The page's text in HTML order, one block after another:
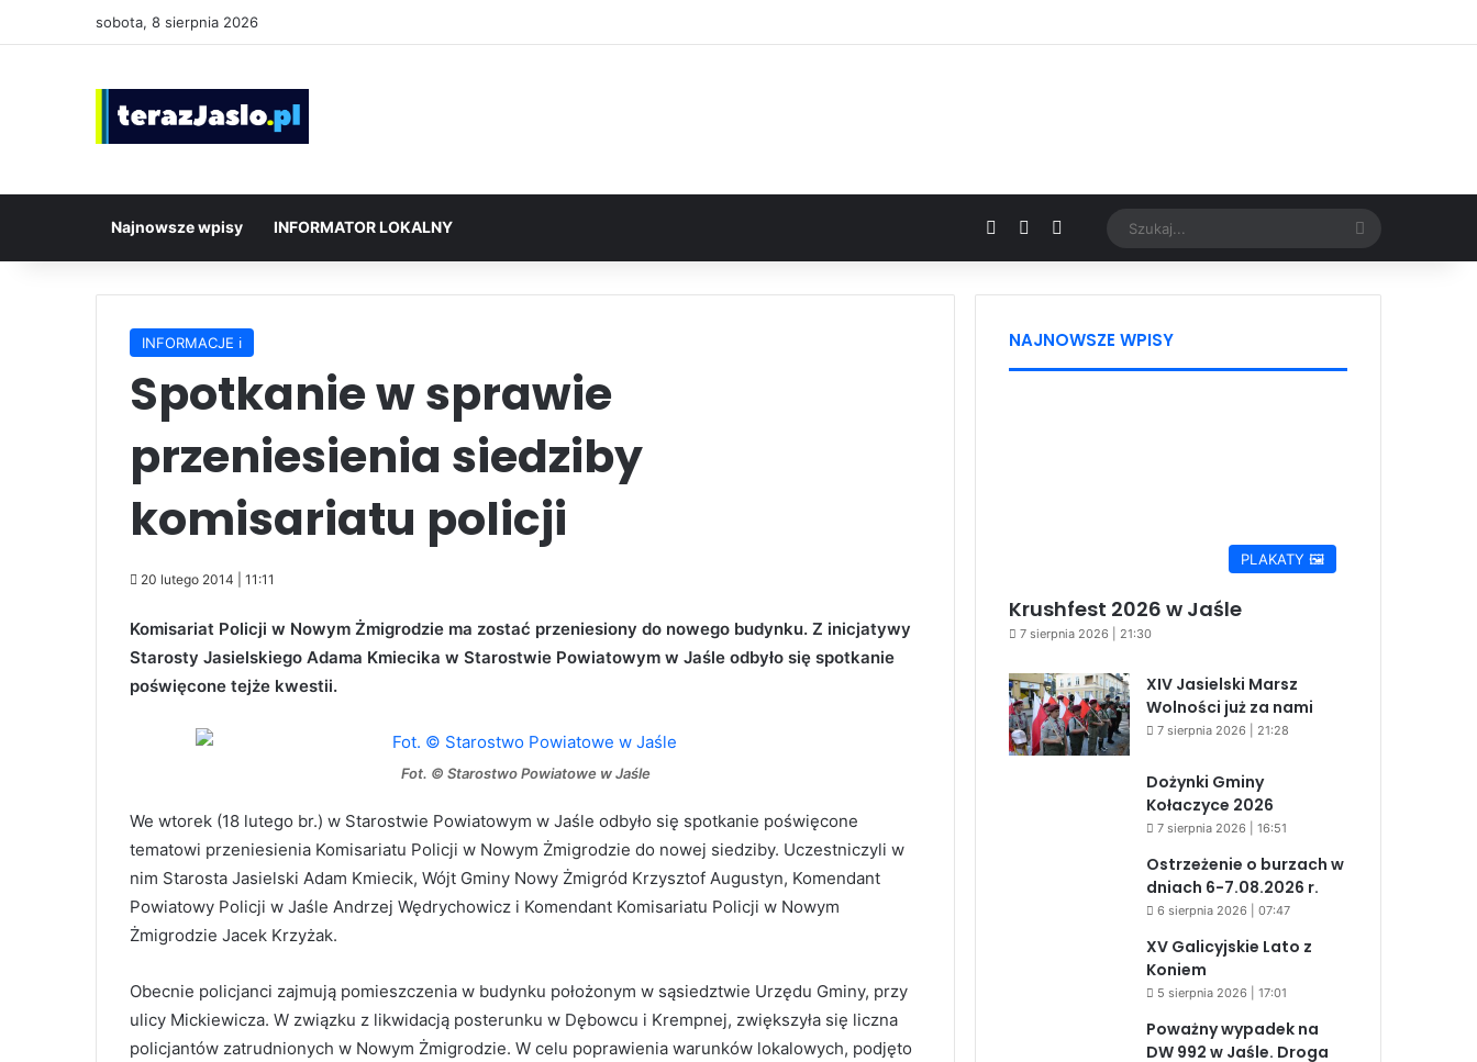
sobota, 8 sierpnia 2026
Najnowsze wpisy INFORMATOR LOKALNY Facebook YouTubeGoogle News Szukaj...
INFORMACJE ℹ️
Spotkanie w sprawie
przeniesienia siedziby
komisariatu policji
20 lutego 2014 | 11:11
Komisariat Policji w Nowym Żmigrodzie ma zostać przeniesiony do nowego budynku. Z inicjatywy
Starosty Jasielskiego Adama Kmiecika w Starostwie Powiatowym w Jaśle odbyło się spotkanie
poświęcone tejże kwestii.
Fot. © Starostwo Powiatowe w Jaśle
We wtorek (18 lutego br.) w Starostwie Powiatowym w Jaśle odbyło się spotkanie poświęcone
tematowi przeniesienia Komisariatu Policji w Nowym Żmigrodzie do nowej siedziby. Uczestniczyli w
nim Starosta Jasielski Adam Kmiecik, Wójt Gminy Nowy Żmigród Krzysztof Augustyn, Komendant
Powiatowy Policji w Jaśle Andrzej Wędrychowicz i Komendant Komisariatu Policji w Nowym
Żmigrodzie Jacek Krzyżak.
Obecnie policjanci zajmują pomieszczenia w budynku położonym w sąsiedztwie Urzędu Gminy, przy
ulicy Mickiewicza. W związku z likwidacją posterunku w Dębowcu i Krempnej, zwiększyła się liczna
policjantów zatrudnionych w Nowym Żmigrodzie. W celu poprawienia warunków lokalowych, podjęto
NAJNOWSZE WPISY
PLAKATY 🖼️
Krushfest 2026 w Jaśle
7 sierpnia 2026 | 21:30
XIV Jasielski Marsz
Wolności już za nami
7 sierpnia 2026 | 21:28
Dożynki Gminy
Kołaczyce 2026
7 sierpnia 2026 | 16:51
Ostrzeżenie o burzach w
dniach 6-7.08.2026 r.
6 sierpnia 2026 | 07:47
XV Galicyjskie Lato z
Koniem
5 sierpnia 2026 | 17:01
Poważny wypadek na
DW 992 w Jaśle. Droga